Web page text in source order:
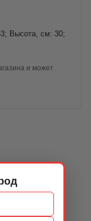
Высота, см: 30;
и может